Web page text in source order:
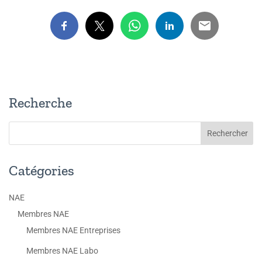
Recherche
Catégories
NAE
Membres NAE
Membres NAE Entreprises
Membres NAE Labo